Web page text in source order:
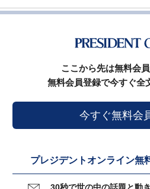
ここから先は無料会員
無料会員登録で今すぐ全
今すぐ無料会
プレジデントオンライン無